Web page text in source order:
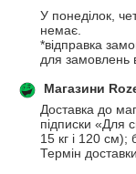
У понеділок,
немає.
*відправка
для замовлень
Магазини
Доставка до
підписки «Для
15 кг і 120 см);
Термін